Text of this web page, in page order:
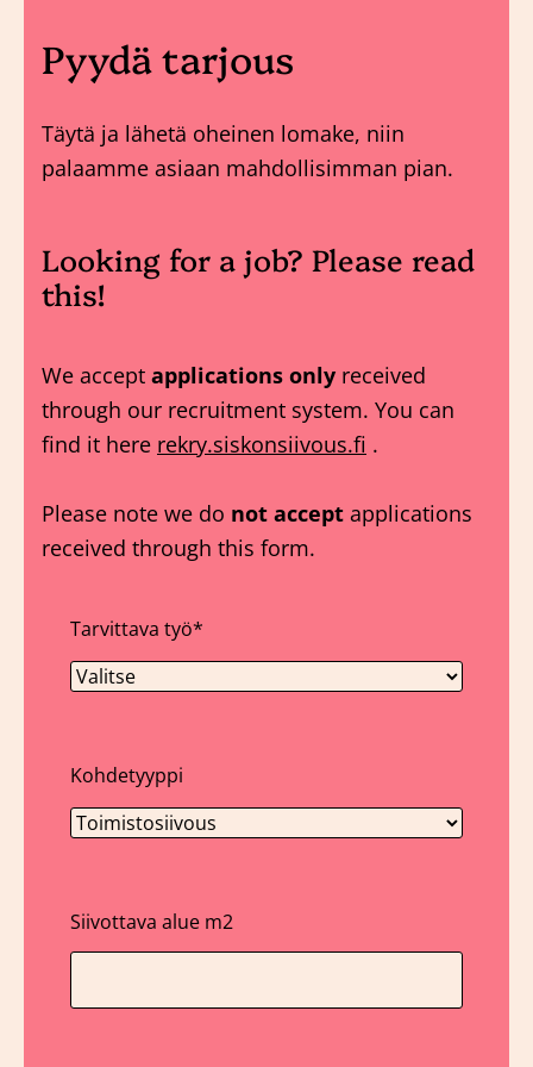
Pyydä tarjous
Täytä ja lähetä oheinen lomake, niin
palaamme asiaan mahdollisimman pian.
Looking for a job? Please read
this!
We accept applications only received
through our recruitment system. You can
find it here rekry.siskonsiivous.fi .
Please note we do not accept applications
received through this form.
Tarvittava työ*
Kohdetyyppi
Siivottava alue m2